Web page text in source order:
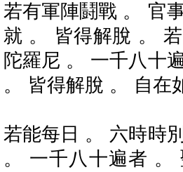
若有軍陣鬪戰 。 官
就 。 皆得解脫 。
陀羅尼 。 一千八十
。 皆得解脫 。 自在
若能每日 。 六時時
。 一千八十遍者 。